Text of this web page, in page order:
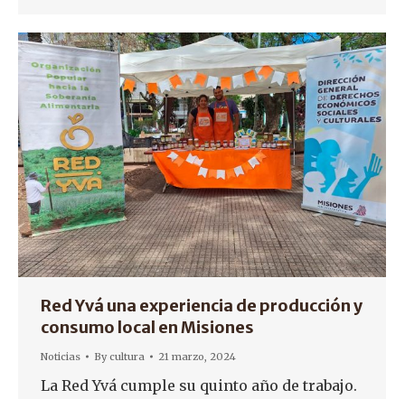
Red Yvá una experiencia de producción y
consumo local en Misiones
Noticias Bycultura 21 marzo, 2024
La Red Yvá cumple su quinto año de trabajo.